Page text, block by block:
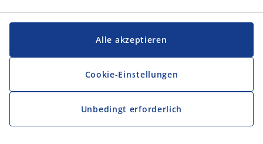
Alle akzeptieren
Cookie-Einstellungen
Unbedingt erforderlich